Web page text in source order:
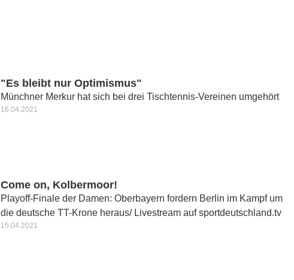
"Es bleibt nur Optimismus"
Münchner Merkur hat sich bei drei Tischtennis-Vereinen umgehört
16.04.2021
Come on, Kolbermoor!
Playoff-Finale der Damen: Oberbayern fordern Berlin im Kampf um
die deutsche TT-Krone heraus/ Livestream auf sportdeutschland.tv
15.04.2021